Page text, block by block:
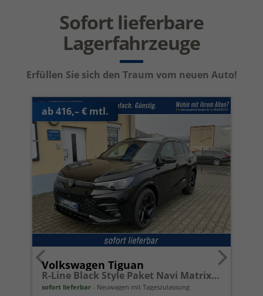
Sofort lieferbare
Lagerfahrzeuge
Erfüllen Sie sich den Traum vom neuen Auto!
ab 416,– € mtl.
Volkswagen Tiguan
R-Line Black Style Paket Navi Matrix-LED ACC
sofort lieferbar Neuwagen mit Tageszulassung